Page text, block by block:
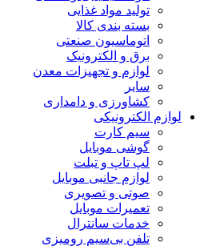
تولید مواد غذایی
بسته بندی کالا
اتوماسیون صنعتی
برق و الکترونیک
لوازم و تجهیزات معدن
سایر
کشاورزی و دامداری
لوازم الکترونیکی
سیم کارت
گوشی موبایل
لپ تاپ و تبلت
لوازم جانبی موبایل
صوتی و تصویری
تعمیرات موبایل
خدمات سانترال
تلفن بی‌سیم رومیزی